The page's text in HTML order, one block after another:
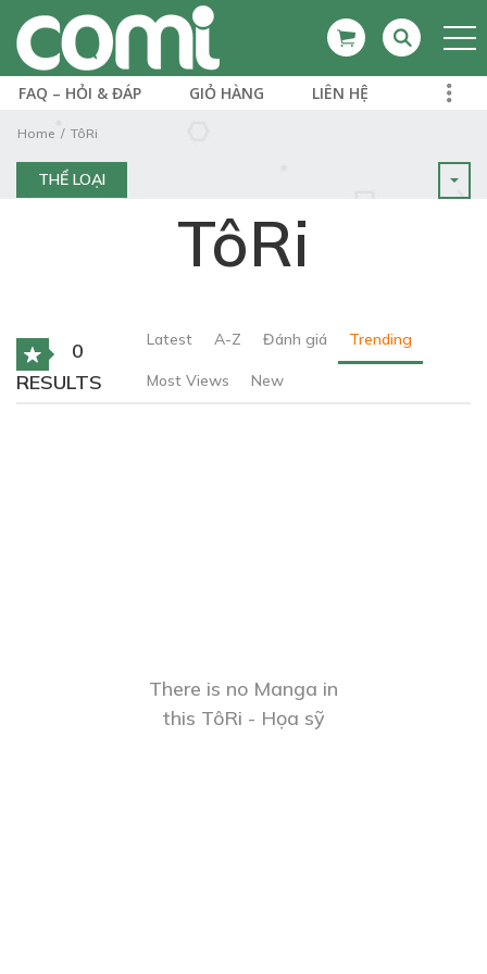
FAQ – HỎI & ĐÁP GIỎ HÀNG LIÊN HỆ
Home TôRi
THỂ LOẠI
TôRi
0
RESULTS
Latest A-Z Đánh giá Trending
Most Views New
There is no Manga in
this TôRi - Họa sỹ